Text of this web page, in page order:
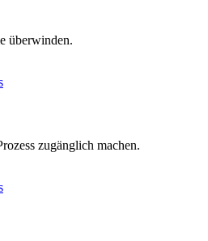
überwinden.
zugänglich machen.